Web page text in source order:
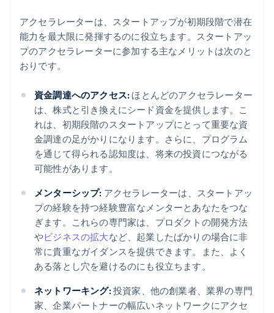
アクセラレーターは、スタートアップが初期段階で潜在
能力を最大限に発揮するのに役立ちます。スタートアッ
プのアクセラレーターに参加する主なメリットは次のと
おりです。
資金調達へのアクセス: ほとんどのアクセラレーター
は、株式と引き換えにシード資金を提供します。こ
れは、初期段階のスタートアップにとって重要な資
金調達の足がかりになります。さらに、プログラム
を通じて得られる認知度は、将来の投資につながる
可能性があります。
メンターシップ: アクセラレーターは、スタートアッ
プの経験を持つ経験豊富なメンターとあなたをつな
ぎます。これらの専門家は、プロダクトの開発方法
やビジネスの拡大など、起業したばかりの場合に非
常に貴重なガイダンスを提供できます。また、よく
ある落とし穴を避けるのにも役立ちます。
ネットワーキング: 投資家、他の創業者、業界の専門
家、企業パートナーの幅広いネットワークにアクセ